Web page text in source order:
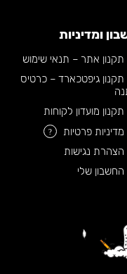
ומדיניות
תקנון אתר – תנאי שימוש
תקנון גיפטכארד – כרטיס
תקנון מועדון לקוחות
מדיניות פרטיות
?
הצהרת נגישות
החשבון שלי